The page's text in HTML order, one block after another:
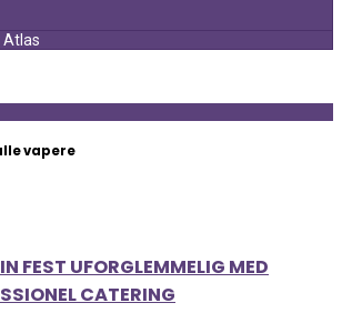
Atlas
vapere
FEST UFORGLEMMELIG MED
CATERING